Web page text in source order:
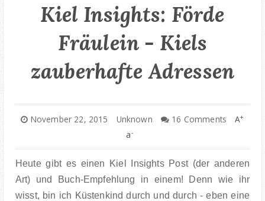
Kiel Insights: Förde
Fräulein - Kiels
zauberhafte Adressen
November 22, 2015 Unknown 16 Comments A+
a-
Heute gibt es einen Kiel Insights Post (der anderen
Art) und Buch-Empfehlung in einem! Denn wie ihr
wisst, bin ich Küstenkind durch und durch - eben eine